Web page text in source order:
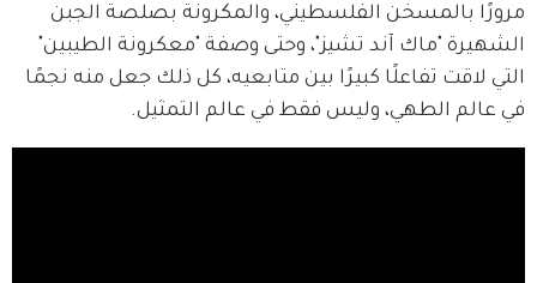
مرورًا بالمسخن الفلسطيني، والمكرونة بصلصة الجبن
الشهيرة "ماك آند تشيز"، وحتى وصفة "معكرونة الطيبين"
التي لاقت تفاعلًا كبيرًا بين متابعيه، كل ذلك جعل منه نجمًا
في عالم الطهي، وليس فقط في عالم التمثيل.